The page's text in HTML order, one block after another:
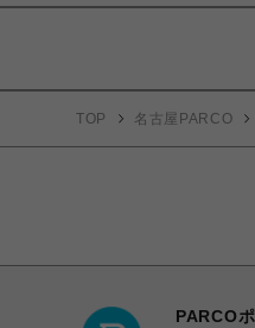
TOP 名古屋PARCO
PARCO